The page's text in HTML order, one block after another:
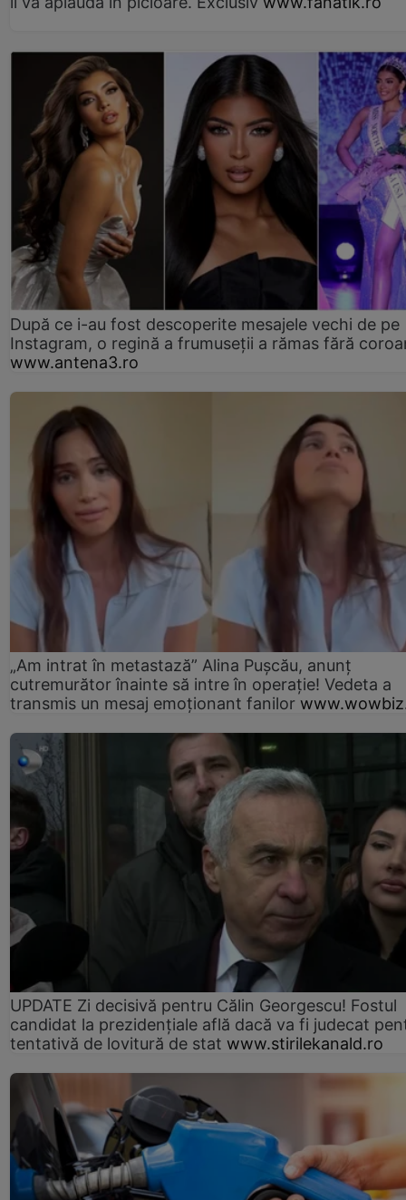
După ce i-au fost descoperite mesajele vechi de pe
Instagram, o regină a frumuseții a rămas fără
www.antena3.ro
„Am intrat în metastază” Alina Pușcău, anunț
cutremurător înainte să intre în operație! Vedeta a
transmis un mesaj emoționant fanilor
UPDATE Zi decisivă pentru Călin Georgescu! Fostul
candidat la prezidențiale află dacă va fi judecat
tentativă de lovitură de stat www.stirilekanald.ro